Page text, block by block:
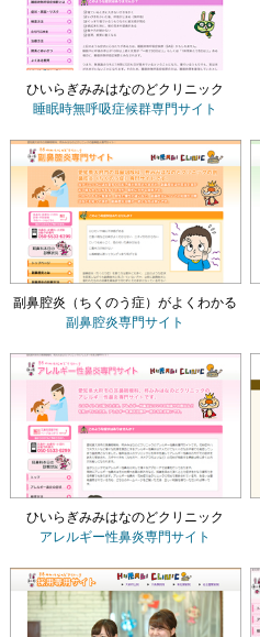
ひいらぎみみはなのどクリニック
睡眠時無呼吸症候群専門サイト
副鼻腔炎（ちくのう症）がよくわかる
副鼻腔炎専門サイト
ひいらぎみみはなのどクリニック
アレルギー性鼻炎専門サイト